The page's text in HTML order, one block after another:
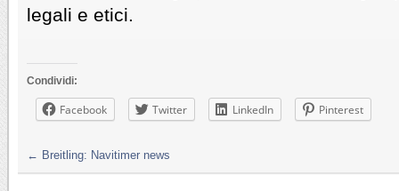
legali e etici.
Condividi:
Facebook Twitter LinkedIn Pinterest
← Breitling: Navitimer news